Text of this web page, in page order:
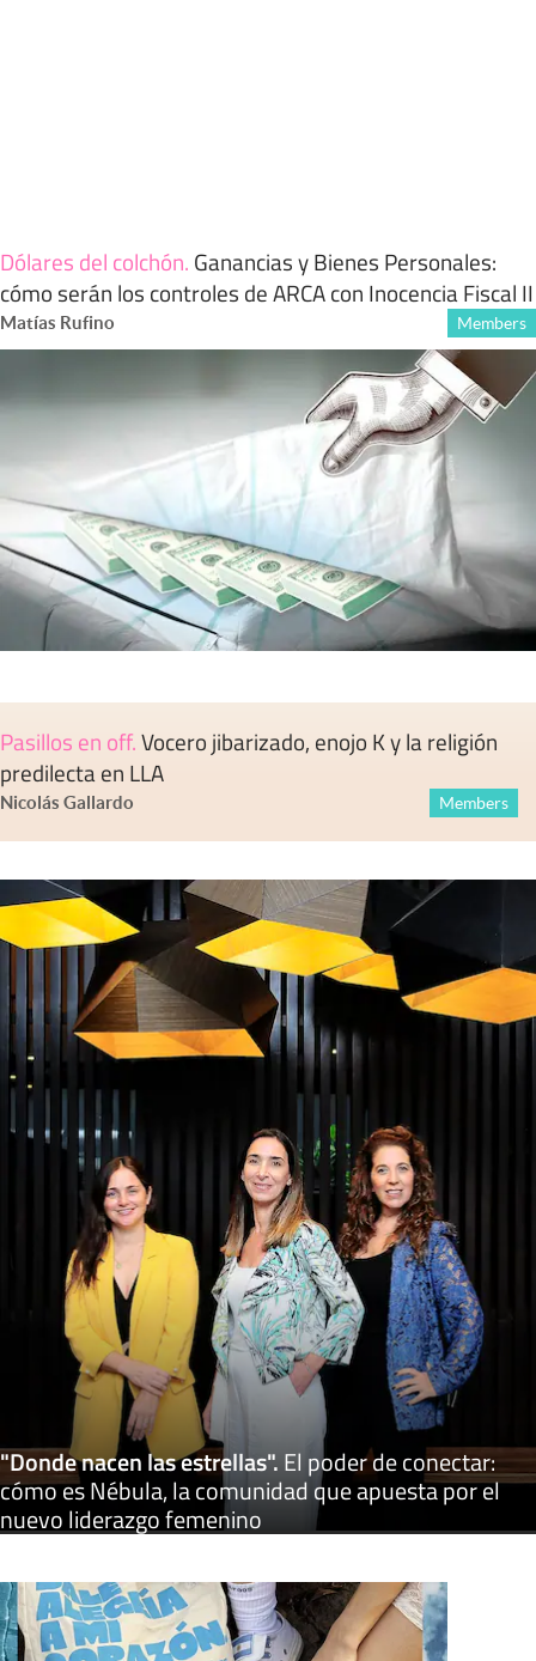
Dólares del colchón. Ganancias y Bienes Personales:
cómo serán los controles de ARCA con Inocencia Fiscal II
Matías Rufino Members
Pasillos en off.Vocero jibarizado, enojo K y la religión
predilecta en LLA
Nicolás Gallardo Members
"Donde nacen las estrellas".El poder de conectar:
cómo es Nébula, la comunidad que apuesta por el
nuevo liderazgo femenino